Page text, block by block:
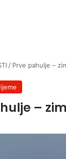
/ Prve pahulje –
–